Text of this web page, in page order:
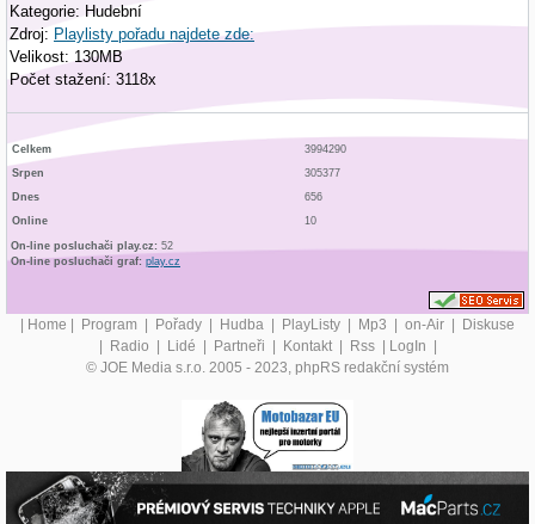
Kategorie: Hudební
Zdroj: Playlisty pořadu najdete zde:
Velikost: 130MB
Počet stažení: 3118x
Celkem
3994290
Srpen
305377
Dnes
656
Online
10
On-line posluchači play.cz: 52
On-line posluchači graf: play.cz
| Home | Program | Pořady | Hudba | PlayListy | Mp3 | on-Air | Diskuse
| Radio | Lidé | Partneři | Kontakt | Rss | LogIn |
© JOE Media s.r.o. 2005 - 2023, phpRS redakční systém